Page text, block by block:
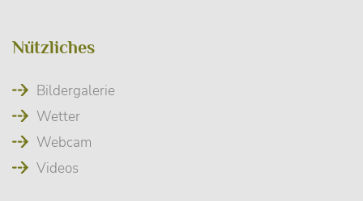
Nützliches
Bildergalerie
Wetter
Webcam
Videos